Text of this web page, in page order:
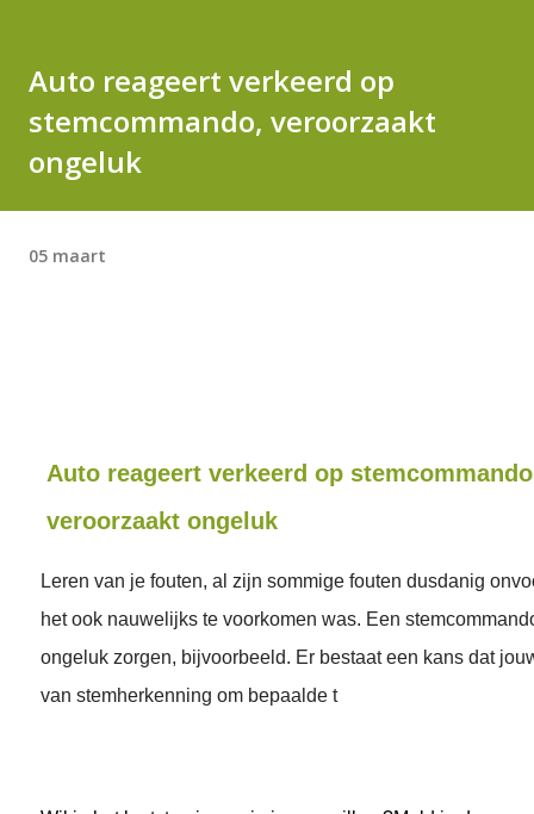
Auto reageert verkeerd op
stemcommando, veroorzaakt
ongeluk
05 maart
Auto reageert verkeerd op
veroorzaakt ongeluk
Leren van je fouten, al zijn sommige fouten dusdanig
het ook nauwelijks te voorkomen was. Een
ongeluk zorgen, bijvoorbeeld. Er bestaat een kans dat
van stemherkenning om bepaalde t